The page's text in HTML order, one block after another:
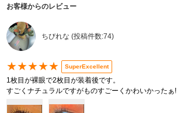
お客様からのレビュー
ちびれな (投稿件数:74)
★★★★★ SuperExcellent
1枚目が裸眼で2枚目が装着後です。
すごくナチュラルですがものすごーくかわいかったぁ!